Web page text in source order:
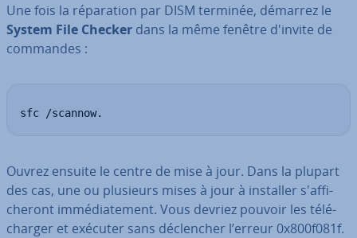
Une fois la ré­pa­ra­tion par DISM terminée, démarrez le
System File Checker dans la même fenêtre d'invite de
commandes :
sfc /scannow.
Ouvrez ensuite le centre de mise à jour. Dans la plupart
des cas, une ou plusieurs mises à jour à installer s'af­fi­
che­ront im­mé­dia­te­ment. Vous devriez pouvoir les té­lé­
char­ger et exécuter sans dé­clen­cher l’erreur 0x800f081f.